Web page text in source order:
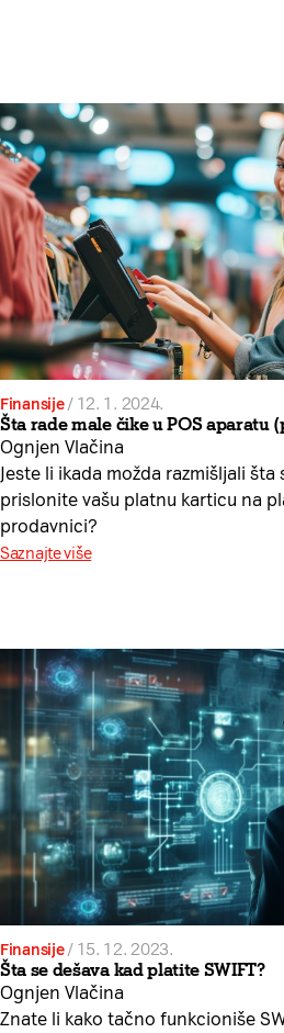
Finansije/ 12. 1. 2024.
Šta rade male čike u POS aparatu
Ognjen Vlačina
Jeste li ikada možda razmišljali
prislonite vašu platnu karticu na
prodavnici?
Saznajte više
Finansije/ 15. 12. 2023.
Šta se dešava kad platite SWIFT?
Ognjen Vlačina
Znate li kako tačno funkcioniše